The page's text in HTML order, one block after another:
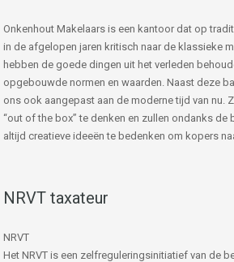
Onkenhout Makelaars is een kantoor dat op
in de afgelopen jaren kritisch naar de klassieke
hebben de goede dingen uit het verleden
opgebouwde normen en waarden. Naast deze
ons ook aangepast aan de moderne tijd van nu.
“out of the box” te denken en zullen ondanks de
altijd creatieve ideeën te bedenken om kopers
NRVT taxateur
NRVT
Het NRVT is een zelfreguleringsinitiatief van de